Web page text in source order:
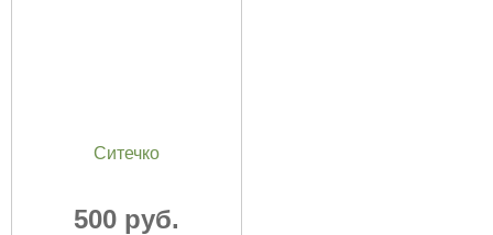
Ситечко
500 руб.